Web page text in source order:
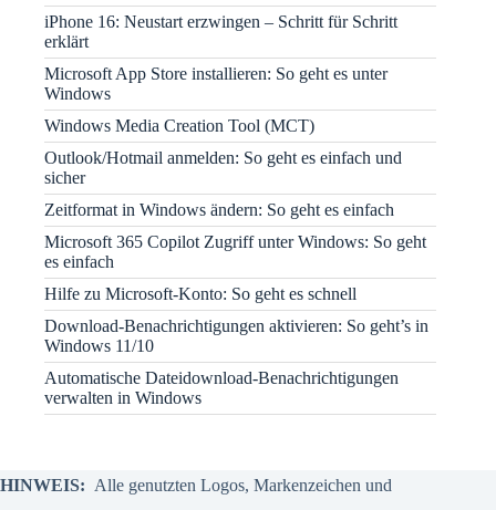
iPhone 16: Neustart erzwingen – Schritt für Schritt
erklärt
Microsoft App Store installieren: So geht es unter
Windows
Windows Media Creation Tool (MCT)
Outlook/Hotmail anmelden: So geht es einfach und
sicher
Zeitformat in Windows ändern: So geht es einfach
Microsoft 365 Copilot Zugriff unter Windows: So geht
es einfach
Hilfe zu Microsoft-Konto: So geht es schnell
Download-Benachrichtigungen aktivieren: So geht’s in
Windows 11/10
Automatische Dateidownload-Benachrichtigungen
verwalten in Windows
HINWEIS: Alle genutzten Logos, Markenzeichen und